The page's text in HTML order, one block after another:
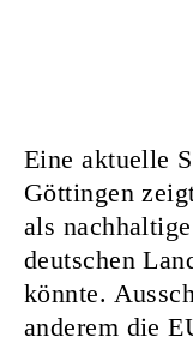
Eine aktuelle
Göttingen
als
deutschen
könnte.
anderem die